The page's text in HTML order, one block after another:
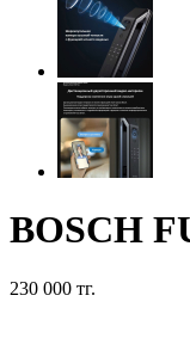
BOSCH
230 000 тг.